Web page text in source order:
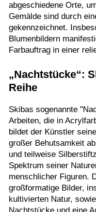
abgeschiedene Orte,
Gemälde sind durch
gekennzeichnet.
Blumenbildern
Farbauftrag in einer
„Nachtstücke“:
Reihe
Skibas sogenannte
Arbeiten, die in
bildet der Künstler
großer Behutsamkeit
und teilweise
Spektrum seiner
menschlicher Figuren.
großformatige Bilder,
kultivierten Natur,